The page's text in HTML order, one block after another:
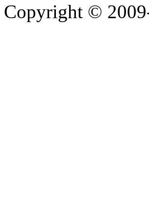
Copyright ©